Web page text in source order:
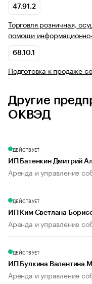
47.91.2
Торговля розничная,
помощи
68.10.1
Подготовка к продаже
Другие
ОКВЭД
ДЕЙСТВУЕТ
ИП Батенкин Дмитрий
Аренда и управление
ДЕЙСТВУЕТ
ИП Ким Светлана
Аренда и управление
ДЕЙСТВУЕТ
ИП Булкина Валентина
Аренда и управление